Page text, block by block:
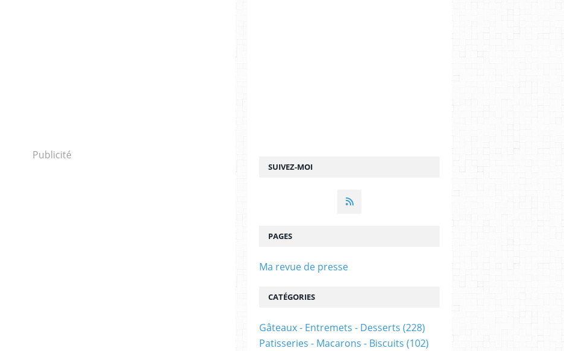
Publicité
SUIVEZ-MOI
PAGES
Ma revue de presse
CATÉGORIES
Gâteaux - Entremets - Desserts (228)
Patisseries - Macarons - Biscuits (102)